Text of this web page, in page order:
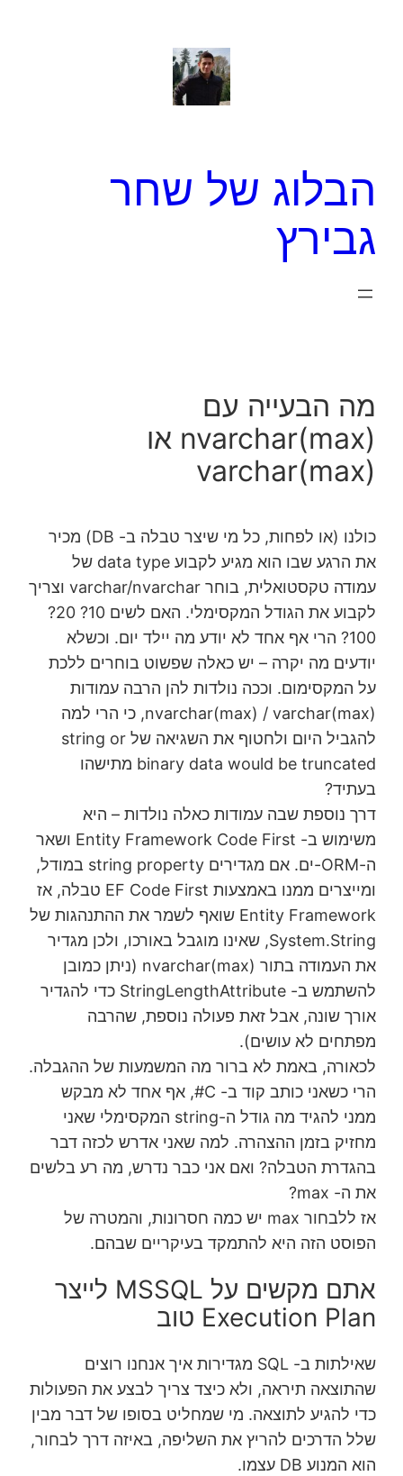
הבלוג של שחר
גבירץ
מה הבעייה עם
nvarchar(max) או
varchar(max)
כולנו (או לפחות, כל מי שיצר טבלה ב- DB) מכיר
את הרגע שבו הוא מגיע לקבוע data type של
עמודה טקסטואלית, בוחר varchar/nvarchar וצריך
לקבוע את הגודל המקסימלי. האם לשים 10? 20?
100? הרי אף אחד לא יודע מה יילד יום. וכשלא
יודעים מה יקרה – יש כאלה שפשוט בוחרים ללכת
על המקסימום. וככה נולדות להן הרבה עמודות
nvarchar(max) / varchar(max), כי הרי למה
להגביל היום ולחטוף את השגיאה של string or
binary data would be truncated מתישהו
בעתיד?
דרך נוספת שבה עמודות כאלה נולדות – היא
משימוש ב- Entity Framework Code First ושאר
ה-ORM-ים. אם מגדירים string property במודל,
ומייצרים ממנו באמצעות EF Code First טבלה, אז
Entity Framework שואף לשמר את ההתנהגות של
System.String, שאינו מוגבל באורכו, ולכן מגדיר
את העמודה בתור nvarchar(max) (ניתן כמובן
להשתמש ב- StringLengthAttribute כדי להגדיר
אורך שונה, אבל זאת פעולה נוספת, שהרבה
מפתחים לא עושים).
לכאורה, באמת לא ברור מה המשמעות של ההגבלה.
הרי כשאני כותב קוד ב- C#, אף אחד לא מבקש
ממני להגיד מה גודל ה-string המקסימלי שאני
מחזיק בזמן ההצהרה. למה שאני אדרש לכזה דבר
בהגדרת הטבלה? ואם אני כבר נדרש, מה רע בלשים
את ה- max?
אז ללבחור max יש כמה חסרונות, והמטרה של
הפוסט הזה היא להתמקד בעיקריים שבהם.
אתם מקשים על MSSQL לייצר
Execution Plan טוב
שאילתות ב- SQL מגדירות איך אנחנו רוצים
שהתוצאה תיראה, ולא כיצד צריך לבצע את הפעולות
כדי להגיע לתוצאה. מי שמחליט בסופו של דבר מבין
שלל הדרכים להריץ את השליפה, באיזה דרך לבחור,
הוא המנוע DB עצמו.